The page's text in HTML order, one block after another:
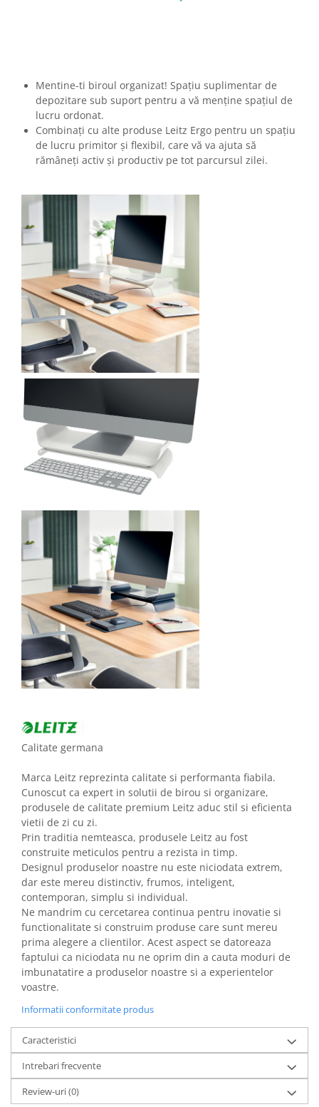
Mentine-ti biroul organizat! Spațiu suplimentar de
depozitare sub suport pentru a vă menține spațiul de
lucru ordonat.
Combinați cu alte produse Leitz Ergo pentru un spațiu
de lucru primitor și flexibil, care vă va ajuta să
rămâneți activ și productiv pe tot parcursul zilei.
Calitate germana
Marca Leitz reprezinta calitate si performanta fiabila.
Cunoscut ca expert in solutii de birou si organizare,
produsele de calitate premium Leitz aduc stil si eficienta
vietii de zi cu zi.
Prin traditia nemteasca, produsele Leitz au fost
construite meticulos pentru a rezista in timp.
Designul produselor noastre nu este niciodata extrem,
dar este mereu distinctiv, frumos, inteligent,
contemporan, simplu si individual.
Ne mandrim cu cercetarea continua pentru inovatie si
functionalitate si construim produse care sunt mereu
prima alegere a clientilor. Acest aspect se datoreaza
faptului ca niciodata nu ne oprim din a cauta moduri de
imbunatatire a produselor noastre si a experientelor
voastre.
Informatii conformitate produs
Caracteristici
Intrebari frecvente
Review-uri(0)